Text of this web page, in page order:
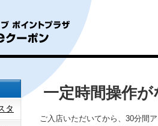
タ
一定時間操作
ご入店いただいてから、30分間